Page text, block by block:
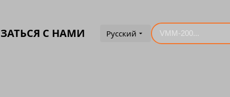
С НАМИ Русский